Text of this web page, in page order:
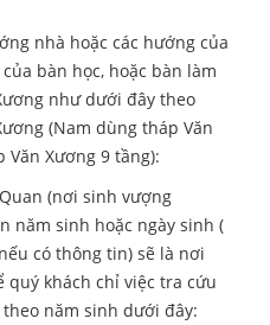
nhà hoặc các hướng của
bàn học, hoặc bàn làm
như dưới đây theo
(Nam dùng tháp Văn
Xương 9 tầng):
(nơi sinh vượng
năm sinh hoặc ngày sinh (
có thông tin) sẽ là nơi
quý khách chỉ việc tra cứu
năm sinh dưới đây: